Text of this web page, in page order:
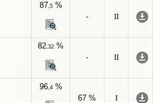
87,5%
-
II
82,32 %
-
II
96,4%
67 %
I